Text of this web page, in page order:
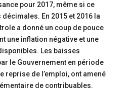
pour 2017, même si ce
décimales. En 2015 et 2016 la
a donné un coup de pouce
une inflation négative et une
Les baisses
le Gouvernement en période
reprise de l’emploi, ont amené
de contribuables.